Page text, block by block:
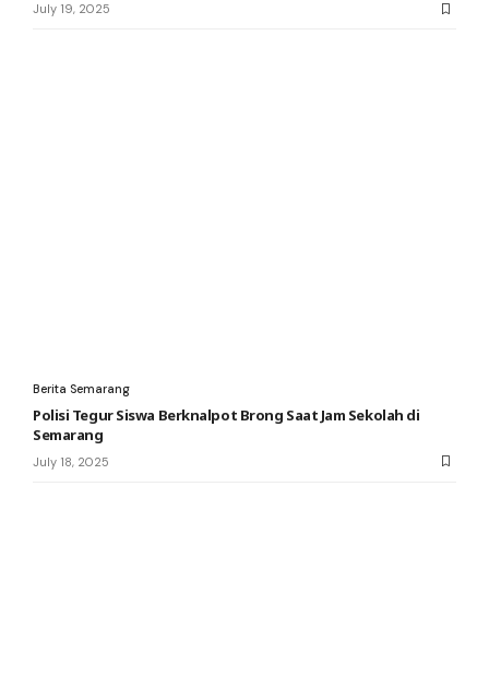
July 19, 2025
Berita Semarang
Polisi Tegur Siswa Berknalpot Brong Saat Jam Sekolah di
Semarang
July 18, 2025